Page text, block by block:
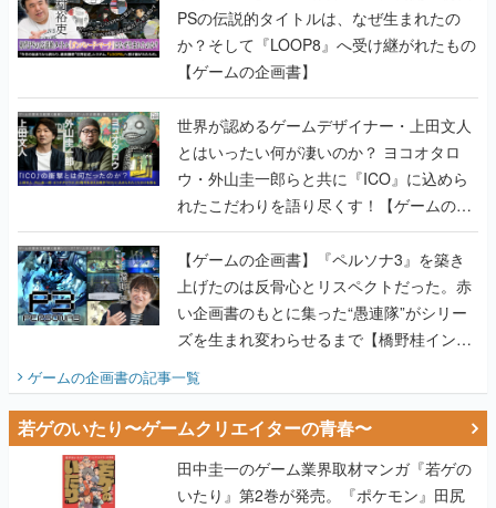
PSの伝説的タイトルは、なぜ生まれたの
か？そして『LOOP8』へ受け継がれたもの
【ゲームの企画書】
世界が認めるゲームデザイナー・上田文人
とはいったい何が凄いのか？ ヨコオタロ
ウ・外山圭一郎らと共に『ICO』に込めら
れたこだわりを語り尽くす！【ゲームの企
画書】
【ゲームの企画書】『ペルソナ3』を築き
上げたのは反骨心とリスペクトだった。赤
い企画書のもとに集った“愚連隊”がシリー
ズを生まれ変わらせるまで【橋野桂インタ
ゲームの企画書の記事一覧
若ゲのいたり〜ゲームクリエイターの青春〜
田中圭一のゲーム業界取材マンガ『若ゲの
いたり』第2巻が発売。『ポケモン』田尻